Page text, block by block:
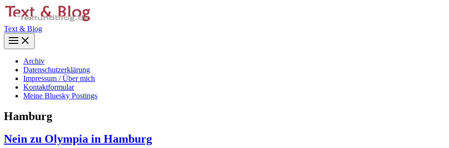
Text & Blog
Main
Menu
Archiv
Datenschutzerklärung
Impressum / Über mich
Kontaktformular
Meine Bluesky Postings
Hamburg
Nein zu Olympia in Hamburg